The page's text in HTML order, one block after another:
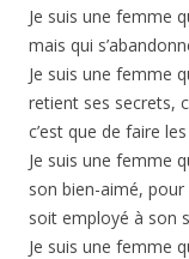
Je suis une femme
mais qui
Je suis une femme
retient ses secrets,
c’est que de faire
Je suis une femme
son bien-aimé, pour
soit employé à son
Je suis une femme